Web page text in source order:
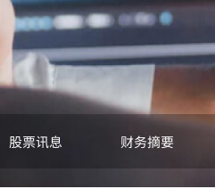
股票讯息 财务摘要